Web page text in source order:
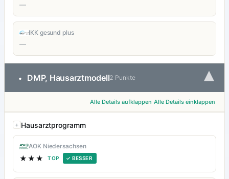
—
IKK gesund plus
—
• DMP, Hausarztmodell2 Punkte ▾
Alle Details aufklappen Alle Details einklappen
Hausarztprogramm
AOK Niedersachsen
★★★ TOP ✓ BESSER